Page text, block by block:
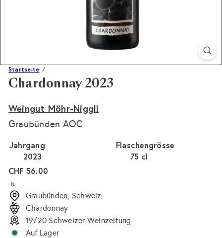
Startseite
Chardonnay 2023
Weingut Möhr-Niggli
Graubünden AOC
Flaschengrösse
75 cl
Jahrgang
2023
Normaler
Preis
CHF 56.00
N
Graubünden, Schweiz
Chardonnay
19/20 Schweizer Weinzeitung
Auf Lager